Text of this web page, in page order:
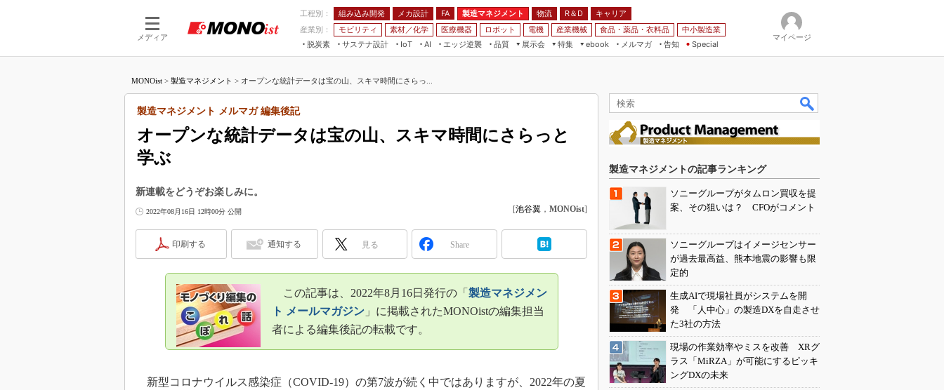
メディア
工程別： 組み込み開発 メカ設計 FA 製造マネジメント 物流 R＆D
キャリア
産業別：
モビリティ 素材／化学 医療機器 ロボット 電機 産業機械 食品・薬品・衣料品
中小製造業
脱炭素
サステナ設計
IoT
つながる工場
つながるサービス
AI
AI×設備保全
Physical AI
エッジ逆襲 品質
展示会
JIMTOF
スマート工場EXPO
AUTOMOTIVE WORLD
産業オープンネット展
特集
つながるクルマ
フィールドサービス
Windows Embedded
車載ソフト開発
ISO26262
無償設計ツール
3Dプリンタ
インダストリー4.0
ebook
FA
モビリティ
メルマガ
告知 Special
マイページ
MONOist > 製造マネジメント > オープンな統計データは宝の山、スキマ時間にさらっ...
オープンな統計データは宝の山、スキマ時間にさらっと
学ぶ
製造マネジメント メルマガ 編集後記
新連載をどうぞお楽しみに。
2022年08月16日 12時00分 公開 [池谷翼 ， MONOist]
印刷する 通知する 見る Share
この記事は、2022年8月16日発行の「 製造マネジメン
ト メールマガジン」に掲載されたMONOistの編集担当
者による編集後記の転載です。
新型コロナウイルス感染症（COVID-19）の第7波が続く中ではありますが、2022年の夏
製造マネジメントの記事ランキング
ソニーグループがタムロン買収を提
案、その狙いは？ CFOがコメント
ソニーグループはイメージセンサー
が過去最高益、熊本地震の影響も限
定的
生成AIで現場社員がシステムを開
発 「人中心」の製造DXを自走させ
た3社の方法
現場の作業効率やミスを改善 XRグ
ラス「MiRZA」が可能にするピッキ
ングDXの未来